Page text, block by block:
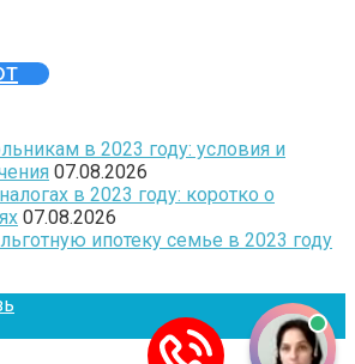
в 2023 году: условия и
07.08.2026
в 2023 году: коротко о
07.08.2026
ипотеку семье в 2023 году